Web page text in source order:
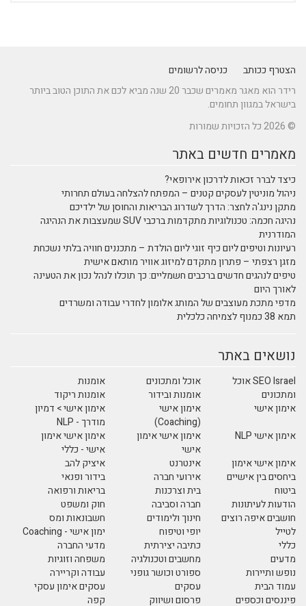
הצטרף ככותב
כניסה לרשומים
רידר הוא מאגר מאמרים שכבר 20 שנה מביא לכם את התוכן הטוב ביותר
בישראל במגוון תחומים.
© 2026 כל הזכויות שמורות
מאמרים חדשים באתר
כיצד לברר זכאות לדרכון אירופאי?
ניהול מוניטין לעסקים קטנים – המפתח להצלחה בעולם תחרותי
מתקן נינג'ה לחצר: הדרך לשדרוג הבריאות והחוסן של ילדיכם
נהיגה חכמה: טכנולוגיות מתקדמות ברכבי SUV שמעצבות את הנהיגה
המודרנית
רעיונות וטיפים ליום כיף זוגי ליום הולדת – מתכננים חוויה בלתי נשכחת
מזגן רצפתי – פתרון מתקדם למיזוג אוויר מותאם אישית
טיפים לנהגים חדשים ברכבים חשמליים: כך תוכלו לנהל נכון את הטעינה
לאורך היום
מדפי מתכת מעוצבים של המותג אלומון לחדרי עבודה ומשרדים
תמא 38 כמנוף לצמיחה כלכלית
נושאים באתר
SEO Israel אוכל
ומתכונים
אוכל ומתכונים
אומנות
אומנות ובידור
אומנות ריקוד
אימון אישי
אימון אישי
(Coaching)
אימון אישי > דמיון
מודרך - NLP
אימון אישי NLP
אימון אישי אימון
אישי
אימון אישי אימון
אישי - כללי
אימון אישי אימון
ביחסים בין אישיים
אינטרנט
איציק להב
אירועי חברה
בידור ופנאי
ביטוח
בית וצרכנות
בריאות ורפואה
הודעות לעיתונות
חברה וסביבה
חוק ומשפט
חושבים איפה רוצים
לטייל
חינוך ולימודים
חשבונאות ומס
יופי וטיפוח
ימון אישי - Coaching
כללי
כתיבה יצירתית
מדעי החברה
מדעים
מחשבים וטכנולגיה
משפחה וזוגיות
נופש ותיירות
ספורט וכושר גופני
עבודה וקריירה
עמוד הבית
עסקים
עסקים אימון עסקי
פיננסים וכספים
פרסום ושיווק קפה